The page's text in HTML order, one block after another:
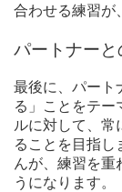
合わせる練習が
パートナー
最後に、パート
る」ことをテー
ルに対して、常
ることを目指し
んが、練習を重
うになります。